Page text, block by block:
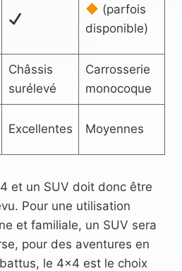
(parfois
disponible)
Châssis
surélevé
Carrosserie
monocoque
Excellentes Moyennes
et un SUV doit donc être
Pour une utilisation
et familiale, un SUV sera
pour des aventures en
le 4×4 est le choix